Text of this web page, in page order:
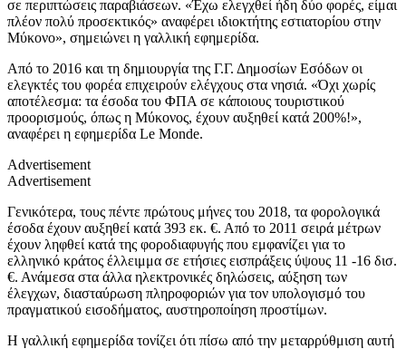
σε περιπτώσεις παραβιάσεων. «Έχω ελεγχθεί ήδη δύο φορές, είμαι
πλέον πολύ προσεκτικός» αναφέρει ιδιοκτήτης εστιατορίου στην
Μύκονο», σημειώνει η γαλλική εφημερίδα.
Από το 2016 και τη δημιουργία της Γ.Γ. Δημοσίων Εσόδων οι
ελεγκτές του φορέα επιχειρούν ελέγχους στα νησιά. «Όχι χωρίς
αποτέλεσμα: τα έσοδα του ΦΠΑ σε κάποιους τουριστικού
προορισμούς, όπως η Μύκονος, έχουν αυξηθεί κατά 200%!»,
αναφέρει η εφημερίδα Le Monde.
Advertisement
Advertisement
Γενικότερα, τους πέντε πρώτους μήνες του 2018, τα φορολογικά
έσοδα έχουν αυξηθεί κατά 393 εκ. €. Από το 2011 σειρά μέτρων
έχουν ληφθεί κατά της φοροδιαφυγής που εμφανίζει για το
ελληνικό κράτος έλλειμμα σε ετήσιες εισπράξεις ύψους 11 -16 δισ.
€. Ανάμεσα στα άλλα ηλεκτρονικές δηλώσεις, αύξηση των
έλεγχων, διασταύρωση πληροφοριών για τον υπολογισμό του
πραγματικού εισοδήματος, αυστηροποίηση προστίμων.
H γαλλική εφημερίδα τονίζει ότι πίσω από την μεταρρύθμιση αυτή